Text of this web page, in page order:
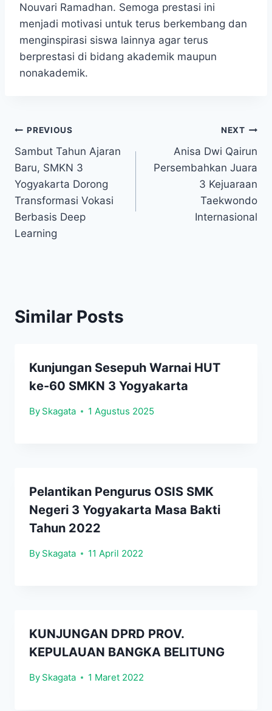
Nouvari Ramadhan. Semoga prestasi ini
menjadi motivasi untuk terus berkembang dan
menginspirasi siswa lainnya agar terus
berprestasi di bidang akademik maupun
nonakademik.
Navigasi
pos
PREVIOUS
Sambut Tahun Ajaran
Baru, SMKN 3
Yogyakarta Dorong
Transformasi Vokasi
Berbasis Deep
Learning
NEXT
Anisa Dwi Qairun
Persembahkan Juara
3 Kejuaraan
Taekwondo
Internasional
Similar Posts
Kunjungan Sesepuh Warnai HUT
ke-60 SMKN 3 Yogyakarta
By Skagata 1 Agustus 2025
Pelantikan Pengurus OSIS SMK
Negeri 3 Yogyakarta Masa Bakti
Tahun 2022
By Skagata 11 April 2022
KUNJUNGAN DPRD PROV.
KEPULAUAN BANGKA BELITUNG
By Skagata 1 Maret 2022